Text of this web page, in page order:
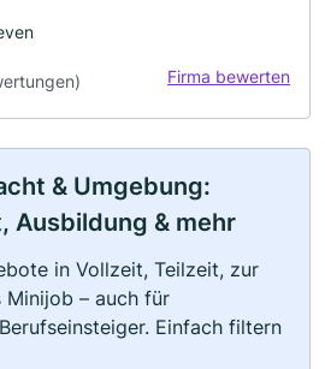
Firma bewerten
& Umgebung:
Ausbildung & mehr
in Vollzeit, Teilzeit, zur
– auch für
Einfach filtern